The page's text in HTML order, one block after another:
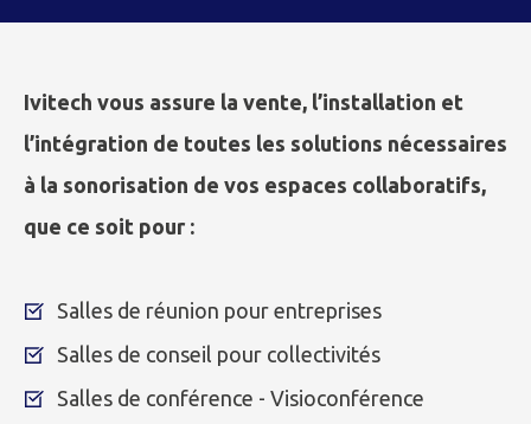
Ivitech vous assure la vente, l’installation et
l’intégration de toutes les solutions nécessaires
à la sonorisation de vos espaces collaboratifs,
que ce soit pour :
Salles de réunion pour entreprises
Salles de conseil pour collectivités
Salles de conférence - Visioconférence